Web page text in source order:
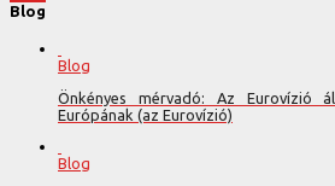
Blog
Blog
Önkényes mérvadó: Az Eurovízió
Európának (az Eurovízió)
Blog